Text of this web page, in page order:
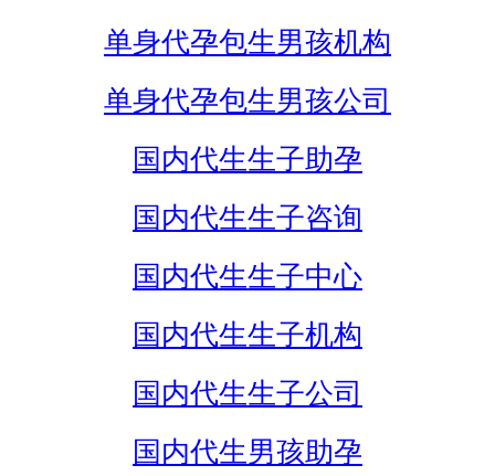
单身代孕包生男孩机构
单身代孕包生男孩公司
国内代生生子助孕
国内代生生子咨询
国内代生生子中心
国内代生生子机构
国内代生生子公司
国内代生男孩助孕